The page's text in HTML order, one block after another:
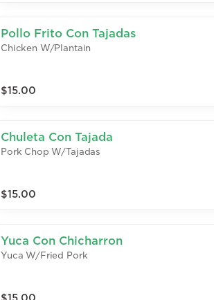
Pollo Frito Con Tajadas
Chicken W/Plantain
$15.00
Chuleta Con Tajada
Pork Chop W/Tajadas
$15.00
Yuca Con Chicharron
Yuca W/Fried Pork
$15.00